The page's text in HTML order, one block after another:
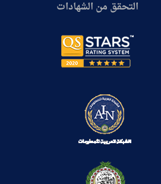
التحقق من الشهادات